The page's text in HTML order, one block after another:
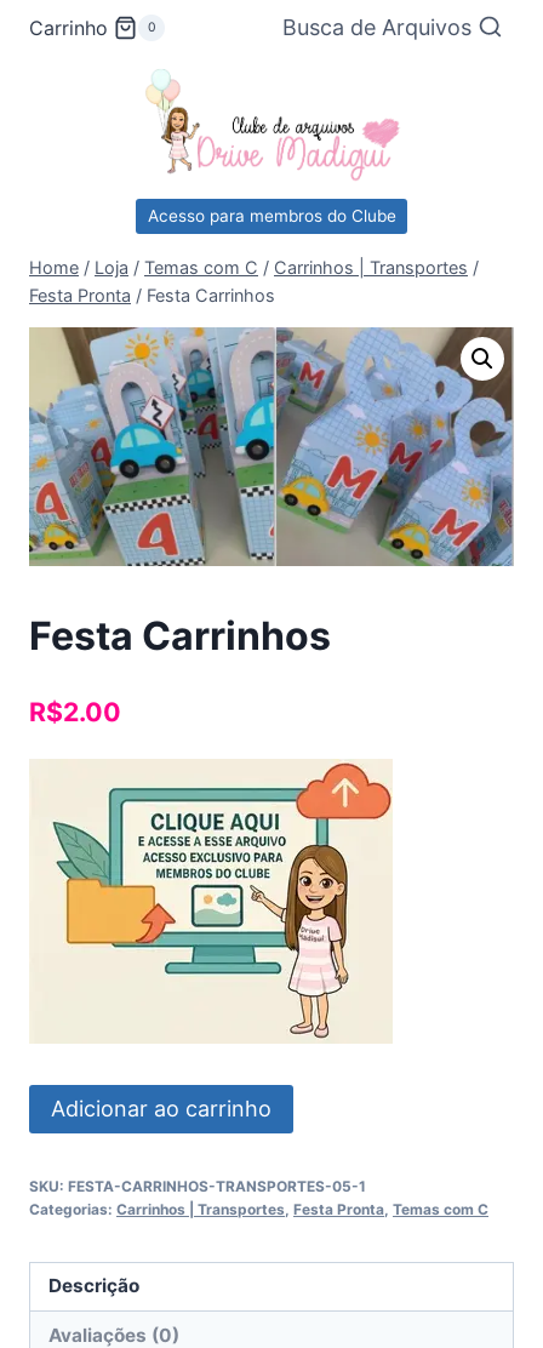
Pular
Carrinho 0 Busca de Arquivos
Acesso para membros do Clube
Home / Loja / Temas com C / Carrinhos | Transportes /
Festa Pronta / Festa Carrinhos
Festa Carrinhos
R$2.00
Festa
Carrinhos
Adicionar ao carrinho
SKU: FESTA-CARRINHOS-TRANSPORTES-05-1
Categorias: Carrinhos | Transportes Festa Pronta Temas com C
Descrição
Avaliações (0)